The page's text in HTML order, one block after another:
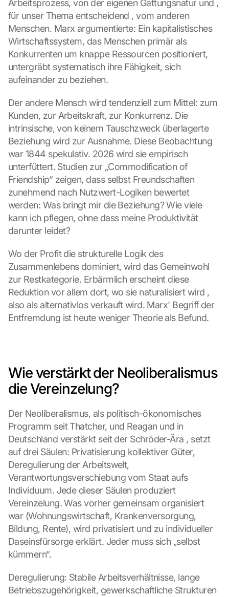
Arbeitsprozess, von der eigenen Gattungsnatur und ,
für unser Thema entscheidend , vom anderen
Menschen. Marx argumentierte: Ein kapitalistisches
Wirtschaftssystem, das Menschen primär als
Konkurrenten um knappe Ressourcen positioniert,
untergräbt systematisch ihre Fähigkeit, sich
aufeinander zu beziehen.
Der andere Mensch wird tendenziell zum Mittel: zum
Kunden, zur Arbeitskraft, zur Konkurrenz. Die
intrinsische, von keinem Tauschzweck überlagerte
Beziehung wird zur Ausnahme. Diese Beobachtung
war 1844 spekulativ. 2026 wird sie empirisch
unterfüttert. Studien zur „Commodification of
Friendship“ zeigen, dass selbst Freundschaften
zunehmend nach Nutzwert-Logiken bewertet
werden: Was bringt mir die Beziehung? Wie viele
kann ich pflegen, ohne dass meine Produktivität
darunter leidet?
Wo der Profit die strukturelle Logik des
Zusammenlebens dominiert, wird das Gemeinwohl
zur Restkategorie. Erbärmlich erscheint diese
Reduktion vor allem dort, wo sie naturalisiert wird ,
also als alternativlos verkauft wird. Marx' Begriff der
Entfremdung ist heute weniger Theorie als Befund.
Wie verstärkt der Neoliberalismus
die Vereinzelung?
Der Neoliberalismus, als politisch-ökonomisches
Programm seit Thatcher, und Reagan und in
Deutschland verstärkt seit der Schröder-Ära , setzt
auf drei Säulen: Privatisierung kollektiver Güter,
Deregulierung der Arbeitswelt,
Verantwortungsverschiebung vom Staat aufs
Individuum. Jede dieser Säulen produziert
Vereinzelung. Was vorher gemeinsam organisiert
war (Wohnungswirtschaft, Krankenversorgung,
Bildung, Rente), wird privatisiert und zu individueller
Daseinsfürsorge erklärt. Jeder muss sich „selbst
kümmern“.
Deregulierung: Stabile Arbeitsverhältnisse, lange
Betriebszugehörigkeit, gewerkschaftliche Strukturen